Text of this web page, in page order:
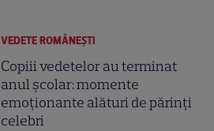
VEDETE ROMÂNEŞTI
Copiii vedetelor au terminat
anul școlar: momente
emoționante alături de părinți
celebri